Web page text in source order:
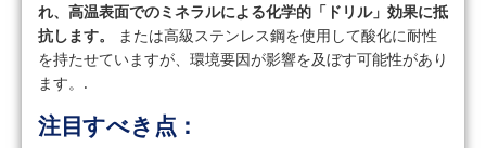
れ、高温表面でのミネラルによる化学的「ドリル」効果に抵
抗します。
または高級ステンレス鋼を使用して酸化に耐性
を持たせていますが、環境要因が影響を及ぼす可能性があり
ます。.
注目すべき点：